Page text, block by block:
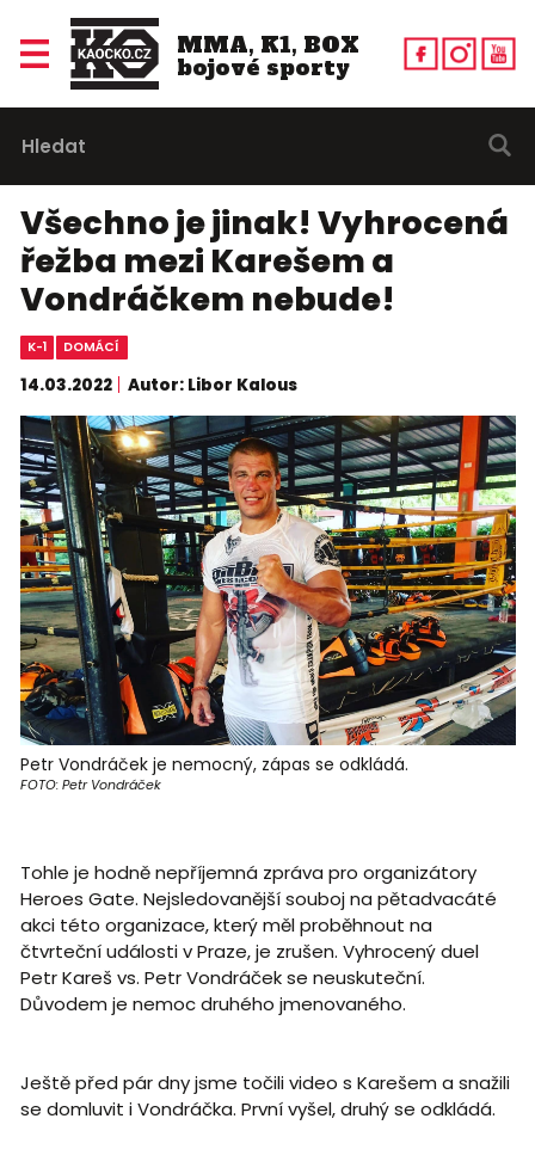
MMA, K1, BOX
bojové sporty
Všechno je jinak! Vyhrocená
řežba mezi Karešem a
Vondráčkem nebude!
K-1 DOMÁCÍ
14.03.2022 Autor: Libor Kalous
Petr Vondráček je nemocný, zápas se odkládá.
FOTO: Petr Vondráček
Tohle je hodně nepříjemná zpráva pro organizátory
Heroes Gate. Nejsledovanější souboj na pětadvacáté
akci této organizace, který měl proběhnout na
čtvrteční události v Praze, je zrušen. Vyhrocený duel
Petr Kareš vs. Petr Vondráček se neuskuteční.
Důvodem je nemoc druhého jmenovaného.
Ještě před pár dny jsme točili video s Karešem a snažili
se domluvit i Vondráčka. První vyšel, druhý se odkládá.